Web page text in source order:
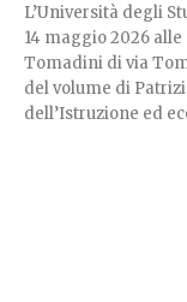
L’Università degli
14 maggio 2026 alle
Tomadini di via
del volume di
dell’Istruzione ed